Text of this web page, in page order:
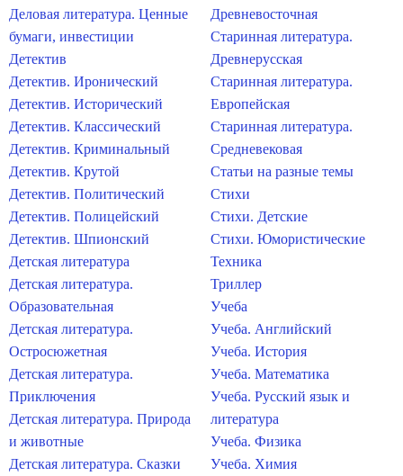
Деловая литература. Ценные
бумаги, инвестиции
Детектив
Детектив. Иронический
Детектив. Исторический
Детектив. Классический
Детектив. Криминальный
Детектив. Крутой
Детектив. Политический
Детектив. Полицейский
Детектив. Шпионский
Детская литература
Детская литература.
Образовательная
Детская литература.
Остросюжетная
Детская литература.
Приключения
Детская литература. Природа
и животные
Детская литература. Сказки
Древневосточная
Старинная литература.
Древнерусская
Старинная литература.
Европейская
Старинная литература.
Средневековая
Статьи на разные темы
Стихи
Стихи. Детские
Стихи. Юмористические
Техника
Триллер
Учеба
Учеба. Английский
Учеба. История
Учеба. Математика
Учеба. Русский язык и
литература
Учеба. Физика
Учеба. Химия